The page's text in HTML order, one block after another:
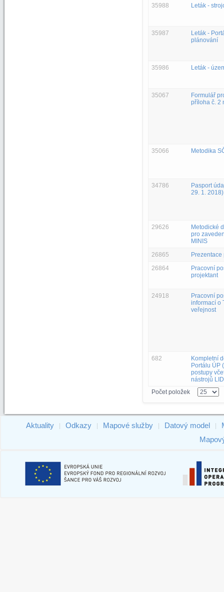
35988 Leták -
35987
Leták -
plánování
35986 Leták -
35067
Formulář
příloha č. 2
35066 Metodika
34786
Pasport
29. 1. 2018)
29626
Metodické
pro
MINIS
26865
26864
Pracovní
projektant
24918
Pracovní
informací o
veřejnost
682
Kompletní
Portálu ÚP
postupy
nástrojů
Počet položek
Aktuality Odkazy Mapové služby Datový model